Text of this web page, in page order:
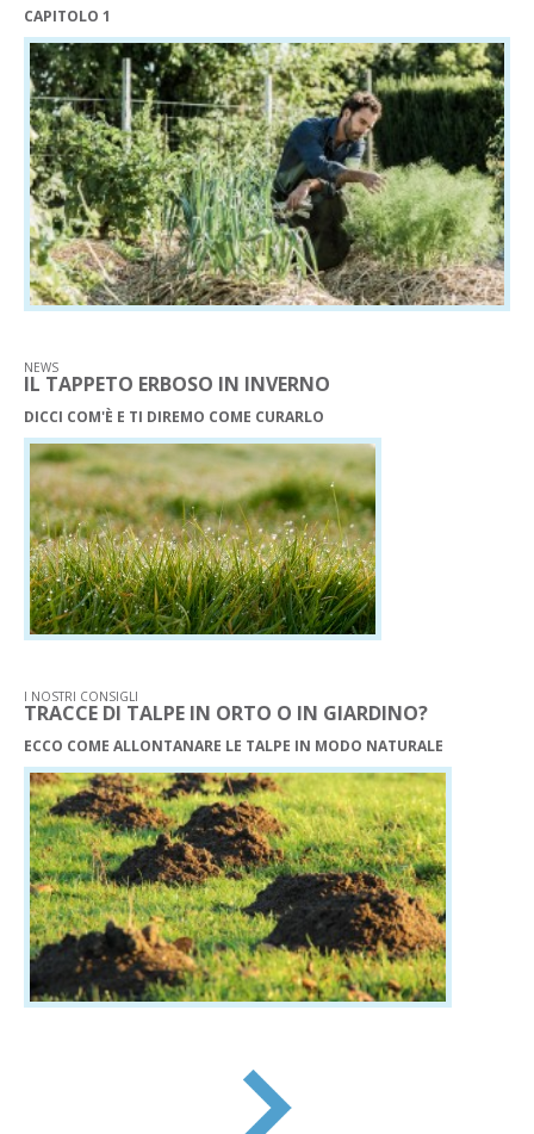
CAPITOLO 1
NEWS
IL TAPPETO ERBOSO IN INVERNO
DICCI COM'È E TI DIREMO COME CURARLO
I NOSTRI CONSIGLI
TRACCE DI TALPE IN ORTO O IN GIARDINO?
ECCO COME ALLONTANARE LE TALPE IN MODO NATURALE